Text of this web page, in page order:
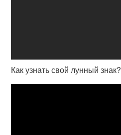
Как узнать свой лунный знак?